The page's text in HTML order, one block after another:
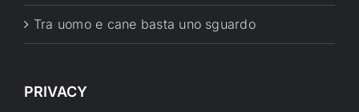
Tra uomo e cane basta uno sguardo
PRIVACY